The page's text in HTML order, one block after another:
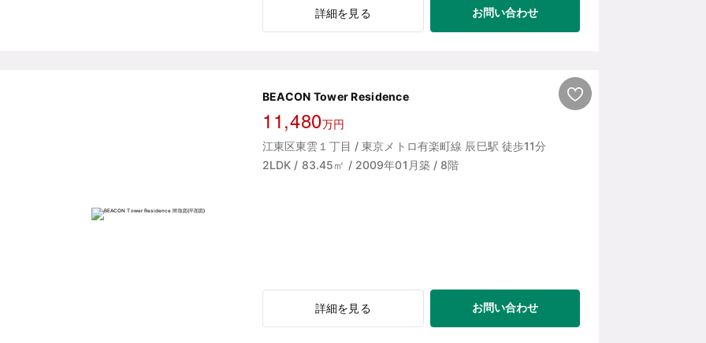
詳細を見る お問い合わせ
BEACON Tower Residence
11,480万円
江東区東雲１丁目 / 東京メトロ有楽町線 辰巳駅 徒歩11分
2LDK / 83.45㎡ / 2009年01月築 / 8階
詳細を見る お問い合わせ